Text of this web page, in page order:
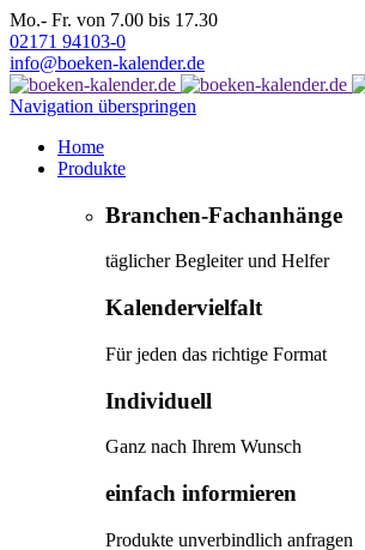
Mo.- Fr. von 7.00 bis 17.30
02171 94103-0
info@boeken-kalender.de
Navigation überspringen
Home
Produkte
Branchen-Fachanhänge
täglicher Begleiter und Helfer
Kalendervielfalt
Für jeden das richtige Format
Individuell
Ganz nach Ihrem Wunsch
einfach informieren
Produkte unverbindlich anfragen